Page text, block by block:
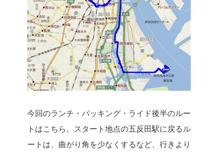
今回のランチ・パッキング・ライド後半のルー
トはこちら。スタート地点の五反田駅に戻るル
ートは、曲がり角を少なくするなど、行きより